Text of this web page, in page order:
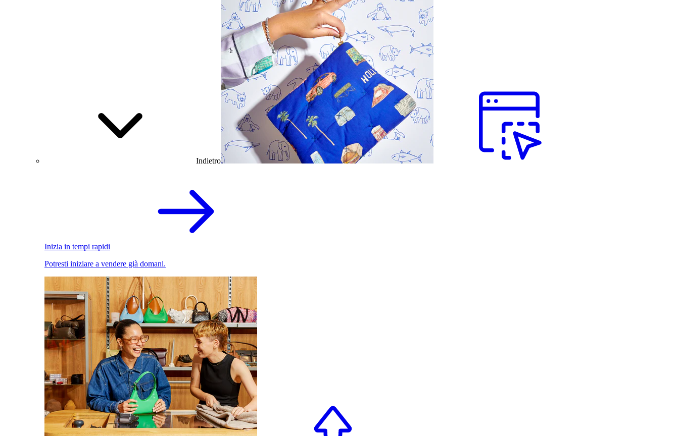
Indietro
Inizia in tempi rapidi
Potresti iniziare a vendere già domani.